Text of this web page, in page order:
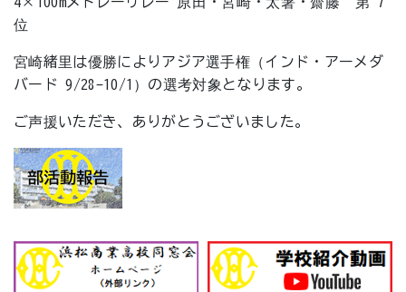
位
宮崎緒里は優勝によりアジア選手権（インド・アーメダ
バード 9/28-10/1）の選考対象となります。
ご声援いただき、ありがとうございました。